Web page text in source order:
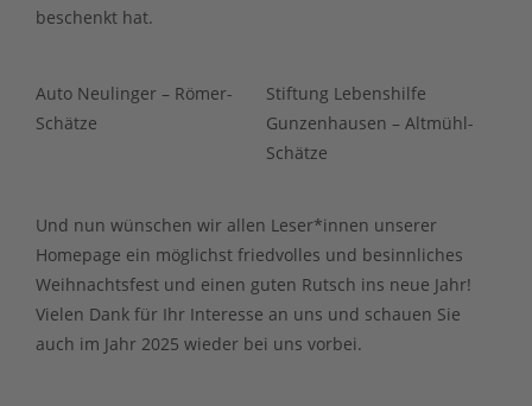
beschenkt hat.
Auto Neulinger – Römer-
Schätze
Stiftung Lebenshilfe
Gunzenhausen – Altmühl-
Schätze
Und nun wünschen wir allen Leser*innen unserer
Homepage ein möglichst friedvolles und besinnliches
Weihnachtsfest und einen guten Rutsch ins neue Jahr!
Vielen Dank für Ihr Interesse an uns und schauen Sie
auch im Jahr 2025 wieder bei uns vorbei.